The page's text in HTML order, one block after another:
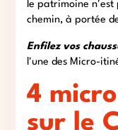
le patrimoine n'est
chemin, à portée
Enfilez vos
l'une des Micro-
4
sur le